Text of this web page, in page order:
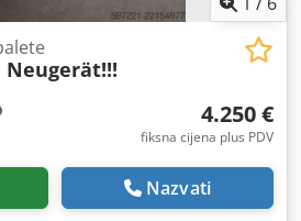
Neugerät!!!
4.250 €
fiksna cijena plus PDV
Nazvati